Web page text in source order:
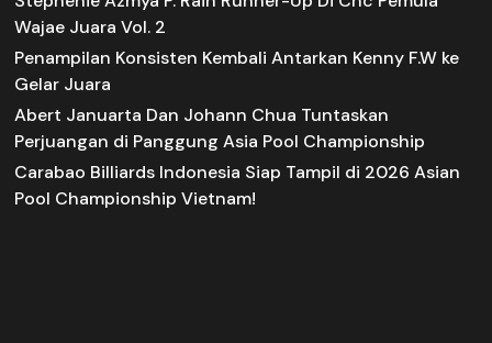
Wajae Juara Vol. 2
Penampilan Konsisten Kembali Antarkan Kenny F.W ke
Gelar Juara
Abert Januarta Dan Johann Chua Tuntaskan
Perjuangan di Panggung Asia Pool Championship
Carabao Billiards Indonesia Siap Tampil di 2026 Asian
Pool Championship Vietnam!